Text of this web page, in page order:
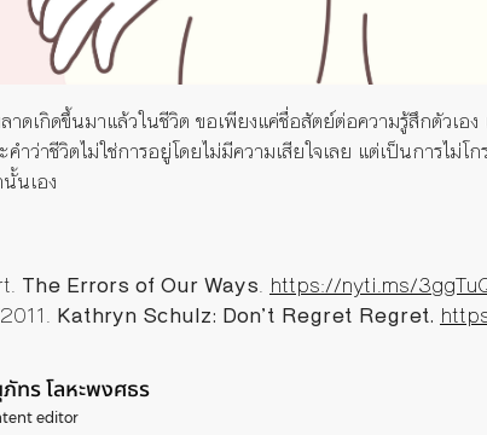
ดเกิดขึ้นมาแล้วในชีวิต ขอเพียงแค่ชื่อสัตย์ต่อความรู้สึกตัวเอ
ำว่าชีวิตไม่ใช่การอยู่โดยไม่มีความเสียใจเลย แต่เป็นการไม่โ
นเอง
The Errors of Our Ways. https://nyti.ms/
Kathryn Schulz: Don’t Regret Regret.
ทร โลหะพงศธร
editor